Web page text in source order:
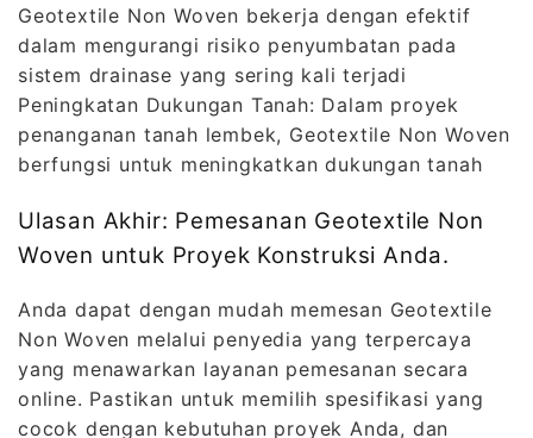
Geotextile Non Woven bekerja dengan efektif
dalam mengurangi risiko penyumbatan pada
sistem drainase yang sering kali terjadi
Peningkatan Dukungan Tanah: Dalam proyek
penanganan tanah lembek, Geotextile Non Woven
berfungsi untuk meningkatkan dukungan tanah
Ulasan Akhir: Pemesanan Geotextile Non
Woven untuk Proyek Konstruksi Anda.
Anda dapat dengan mudah memesan Geotextile
Non Woven melalui penyedia yang terpercaya
yang menawarkan layanan pemesanan secara
online. Pastikan untuk memilih spesifikasi yang
cocok dengan kebutuhan proyek Anda, dan